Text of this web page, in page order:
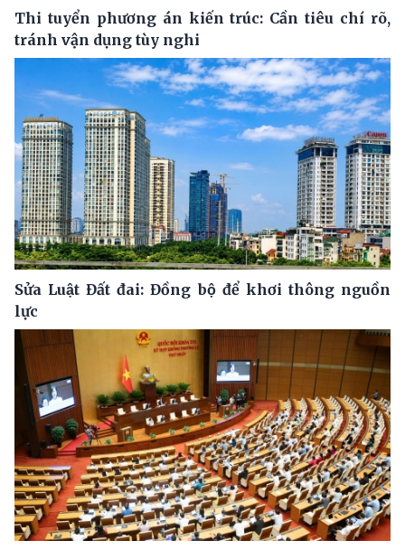
Thi tuyển phương án kiến trúc: Cần tiêu chí rõ,
tránh vận dụng tùy nghi
Sửa Luật Đất đai: Đồng bộ để khơi thông nguồn
lực